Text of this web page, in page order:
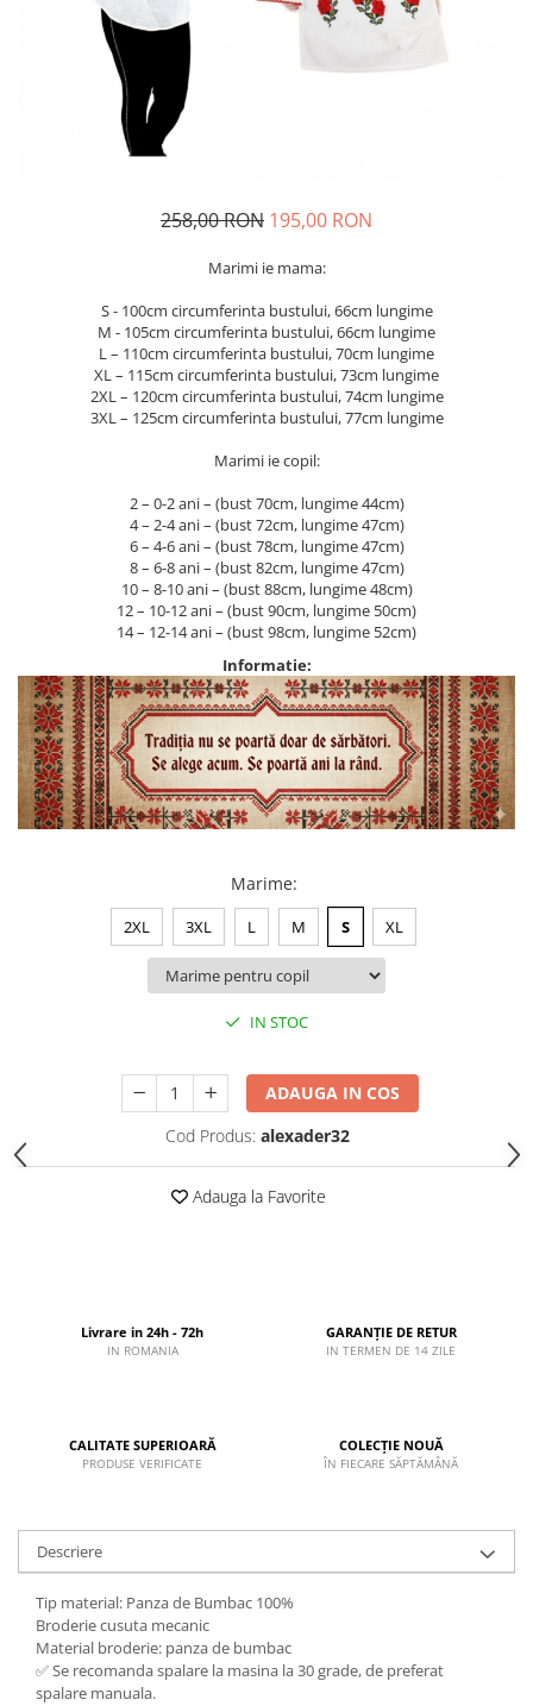
Ii traditionale
Rochii traditionale
Costume populare258,00 RON 195,00 RON
Marimi ie mama:
S - 100cm circumferinta bustului, 66cm lungime
M - 105cm circumferinta bustului, 66cm lungime
L – 110cm circumferinta bustului, 70cm lungime
XL – 115cm circumferinta bustului, 73cm lungime
2XL – 120cm circumferinta bustului, 74cm lungime
3XL – 125cm circumferinta bustului, 77cm lungime
Marimi ie copil:
2 – 0-2 ani – (bust 70cm, lungime 44cm)
4 – 2-4 ani – (bust 72cm, lungime 47cm)
6 – 4-6 ani – (bust 78cm, lungime 47cm)
8 – 6-8 ani – (bust 82cm, lungime 47cm)
10 – 8-10 ani – (bust 88cm, lungime 48cm)
12 – 10-12 ani – (bust 90cm, lungime 50cm)
14 – 12-14 ani – (bust 98cm, lungime 52cm)
Informatie:
Marime:
2XL 3XL L M S XL
IN STOC
ADAUGA IN COS
Cod Produs: alexader32
Adauga la Favorite
Livrare in 24h - 72h
IN ROMANIA
GARANȚIE DE RETUR
IN TERMEN DE 14 ZILE
CALITATE SUPERIOARĂ
PRODUSE VERIFICATE
COLECȚIE NOUĂ
ÎN FIECARE SĂPTĂMÂNĂ
Descriere
Tip material: Panza de Bumbac 100%
Broderie cusuta mecanic
Material broderie: panza de bumbac
✅ Se recomanda spalare la masina la 30 grade, de preferat
spalare manuala.